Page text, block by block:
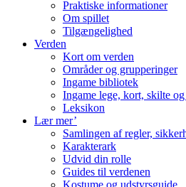
Praktiske informationer
Om spillet
Tilgængelighed
Verden
Kort om verden
Områder og grupperinger
Ingame bibliotek
Ingame lege, kort, skilte
Leksikon
Lær mer’
Samlingen af regler,
Karakterark
Udvid din rolle
Guides til verdenen
Kostume og udstyrsguide